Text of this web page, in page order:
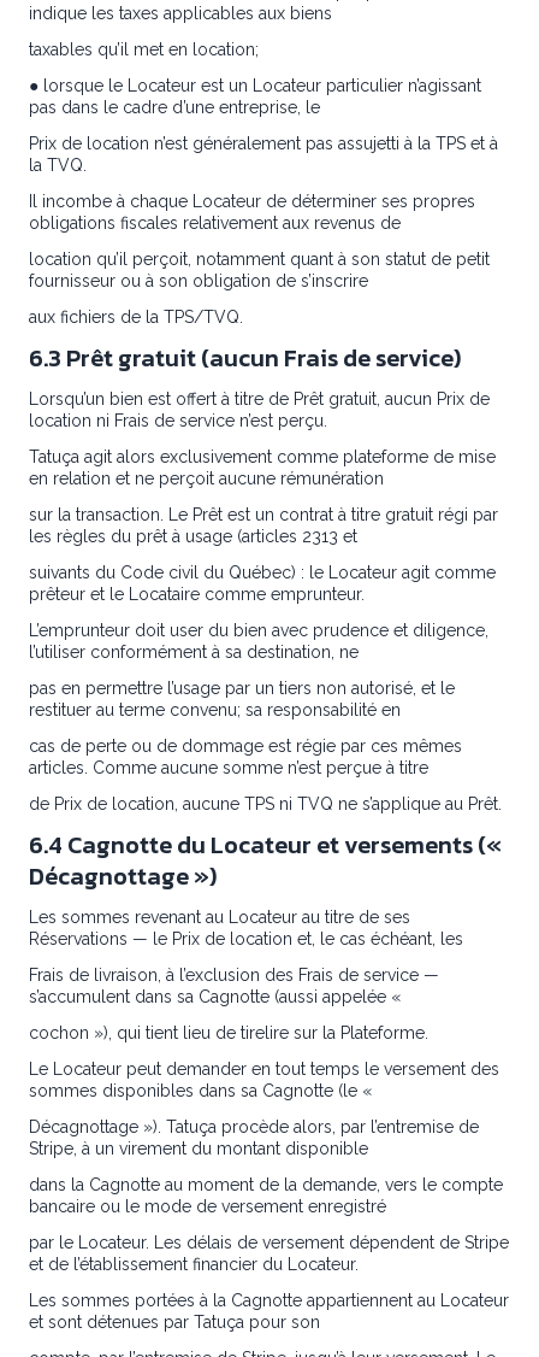
indique les taxes applicables aux biens
taxables qu’il met en location;
● lorsque le Locateur est un Locateur particulier n’agissant
pas dans le cadre d’une entreprise, le
Prix de location n’est généralement pas assujetti à la TPS et à
la TVQ.
Il incombe à chaque Locateur de déterminer ses propres
obligations fiscales relativement aux revenus de
location qu’il perçoit, notamment quant à son statut de petit
fournisseur ou à son obligation de s’inscrire
aux fichiers de la TPS/TVQ.
6.3 Prêt gratuit (aucun Frais de service)
Lorsqu’un bien est offert à titre de Prêt gratuit, aucun Prix de
location ni Frais de service n’est perçu.
Tatuça agit alors exclusivement comme plateforme de mise
en relation et ne perçoit aucune rémunération
sur la transaction. Le Prêt est un contrat à titre gratuit régi par
les règles du prêt à usage (articles 2313 et
suivants du Code civil du Québec) : le Locateur agit comme
prêteur et le Locataire comme emprunteur.
L’emprunteur doit user du bien avec prudence et diligence,
l’utiliser conformément à sa destination, ne
pas en permettre l’usage par un tiers non autorisé, et le
restituer au terme convenu; sa responsabilité en
cas de perte ou de dommage est régie par ces mêmes
articles. Comme aucune somme n’est perçue à titre
de Prix de location, aucune TPS ni TVQ ne s’applique au Prêt.
6.4 Cagnotte du Locateur et versements («
Décagnottage »)
Les sommes revenant au Locateur au titre de ses
Réservations — le Prix de location et, le cas échéant, les
Frais de livraison, à l’exclusion des Frais de service —
s’accumulent dans sa Cagnotte (aussi appelée «
cochon »), qui tient lieu de tirelire sur la Plateforme.
Le Locateur peut demander en tout temps le versement des
sommes disponibles dans sa Cagnotte (le «
Décagnottage »). Tatuça procède alors, par l’entremise de
Stripe, à un virement du montant disponible
dans la Cagnotte au moment de la demande, vers le compte
bancaire ou le mode de versement enregistré
par le Locateur. Les délais de versement dépendent de Stripe
et de l’établissement financier du Locateur.
Les sommes portées à la Cagnotte appartiennent au Locateur
et sont détenues par Tatuça pour son